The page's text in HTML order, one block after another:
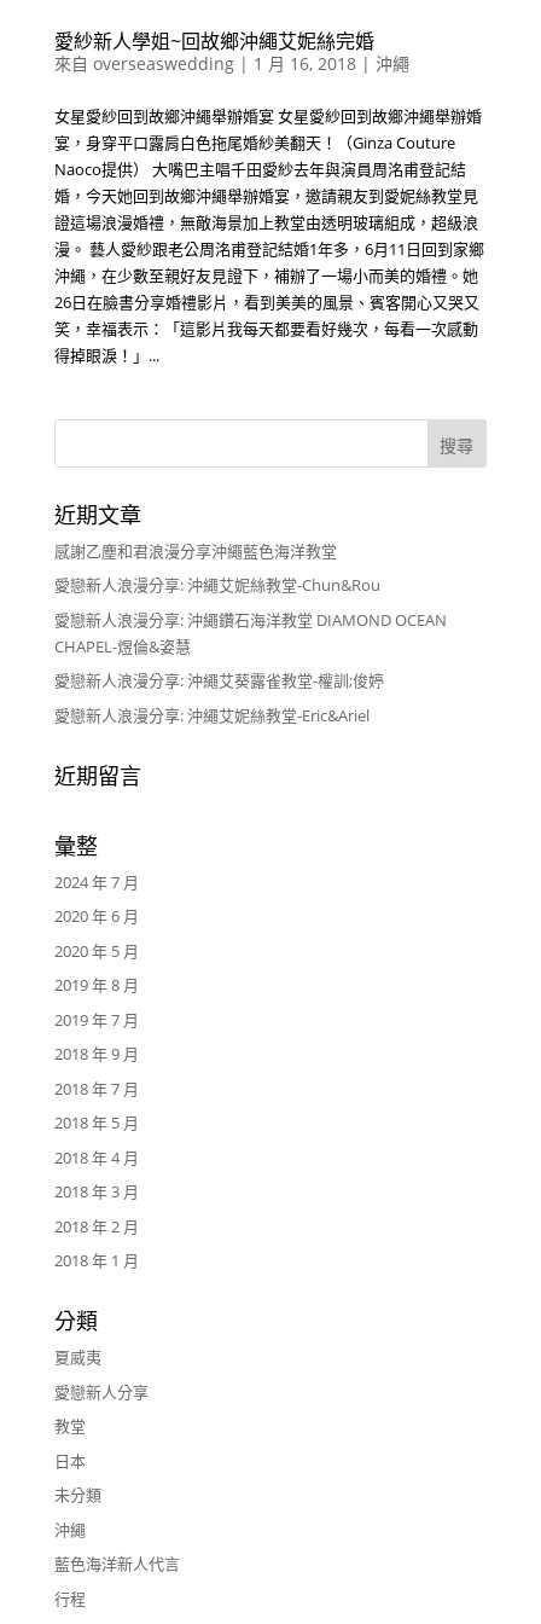
愛紗新人學姐~回故鄉沖繩艾妮絲完婚
來自 overseaswedding| 1 月 16, 2018| 沖繩
女星愛紗回到故鄉沖繩舉辦婚宴 女星愛紗回到故鄉沖繩舉辦婚
宴，身穿平口露肩白色拖尾婚紗美翻天！（Ginza Couture
Naoco提供） 大嘴巴主唱千田愛紗去年與演員周洺甫登記結
婚，今天她回到故鄉沖繩舉辦婚宴，邀請親友到愛妮絲教堂見
證這場浪漫婚禮，無敵海景加上教堂由透明玻璃組成，超級浪
漫。 藝人愛紗跟老公周洺甫登記結婚1年多，6月11日回到家鄉
沖繩，在少數至親好友見證下，補辦了一場小而美的婚禮。她
26日在臉書分享婚禮影片，看到美美的風景、賓客開心又哭又
笑，幸福表示：「這影片我每天都要看好幾次，每看一次感動
得掉眼淚！」...
近期文章
感謝乙塵和君浪漫分享沖繩藍色海洋教堂
愛戀新人浪漫分享: 沖繩艾妮絲教堂-Chun&Rou
愛戀新人浪漫分享: 沖繩鑽石海洋教堂 DIAMOND OCEAN
CHAPEL-煜倫&姿慧
愛戀新人浪漫分享: 沖繩艾葵露雀教堂-權訓;俊婷
愛戀新人浪漫分享: 沖繩艾妮絲教堂-Eric&Ariel
近期留言
彙整
2024 年 7 月
2020 年 6 月
2020 年 5 月
2019 年 8 月
2019 年 7 月
2018 年 9 月
2018 年 7 月
2018 年 5 月
2018 年 4 月
2018 年 3 月
2018 年 2 月
2018 年 1 月
分類
夏威夷
愛戀新人分享
教堂
日本
未分類
沖繩
藍色海洋新人代言
行程